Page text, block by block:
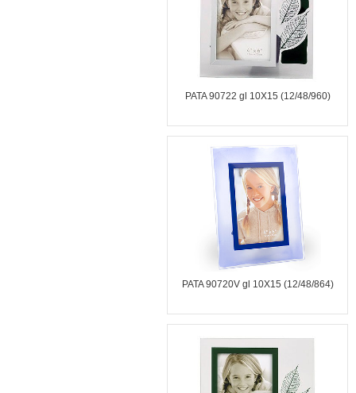
PATA 90722 gl 10X15 (12/48/960)
PATA 90720V gl 10X15 (12/48/864)